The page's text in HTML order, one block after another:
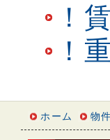
！
！
ホーム 物